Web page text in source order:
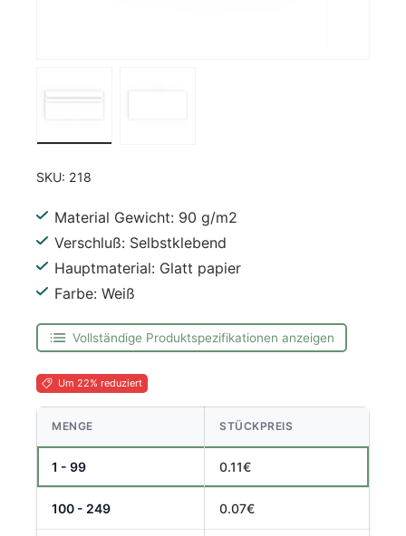
SKU: 218
Material Gewicht: 90 g/m2
Verschluß: Selbstklebend
Hauptmaterial: Glatt papier
Farbe: Weiß
Vollständige Produktspezifikationen anzeigen
Um 22% reduziert
MENGE STÜCKPREIS
1 - 99 0.11€
100 - 249 0.07€